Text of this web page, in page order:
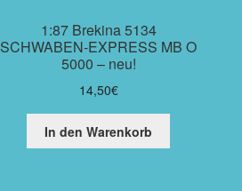
1:87 Brekina 5134
SCHWABEN-EXPRESS MB O
5000 – neu!
14,50€
In den Warenkorb